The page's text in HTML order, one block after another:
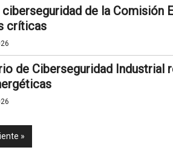
de la Comisión
críticas
de Ciberseguridad Industrial
»